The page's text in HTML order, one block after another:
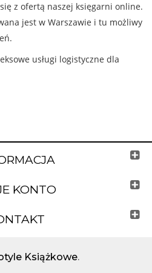
z ofertą naszej księgarni online.
jest w Warszawie i tu możliwy
usługi logistyczne dla
KONTO
Książkowe.